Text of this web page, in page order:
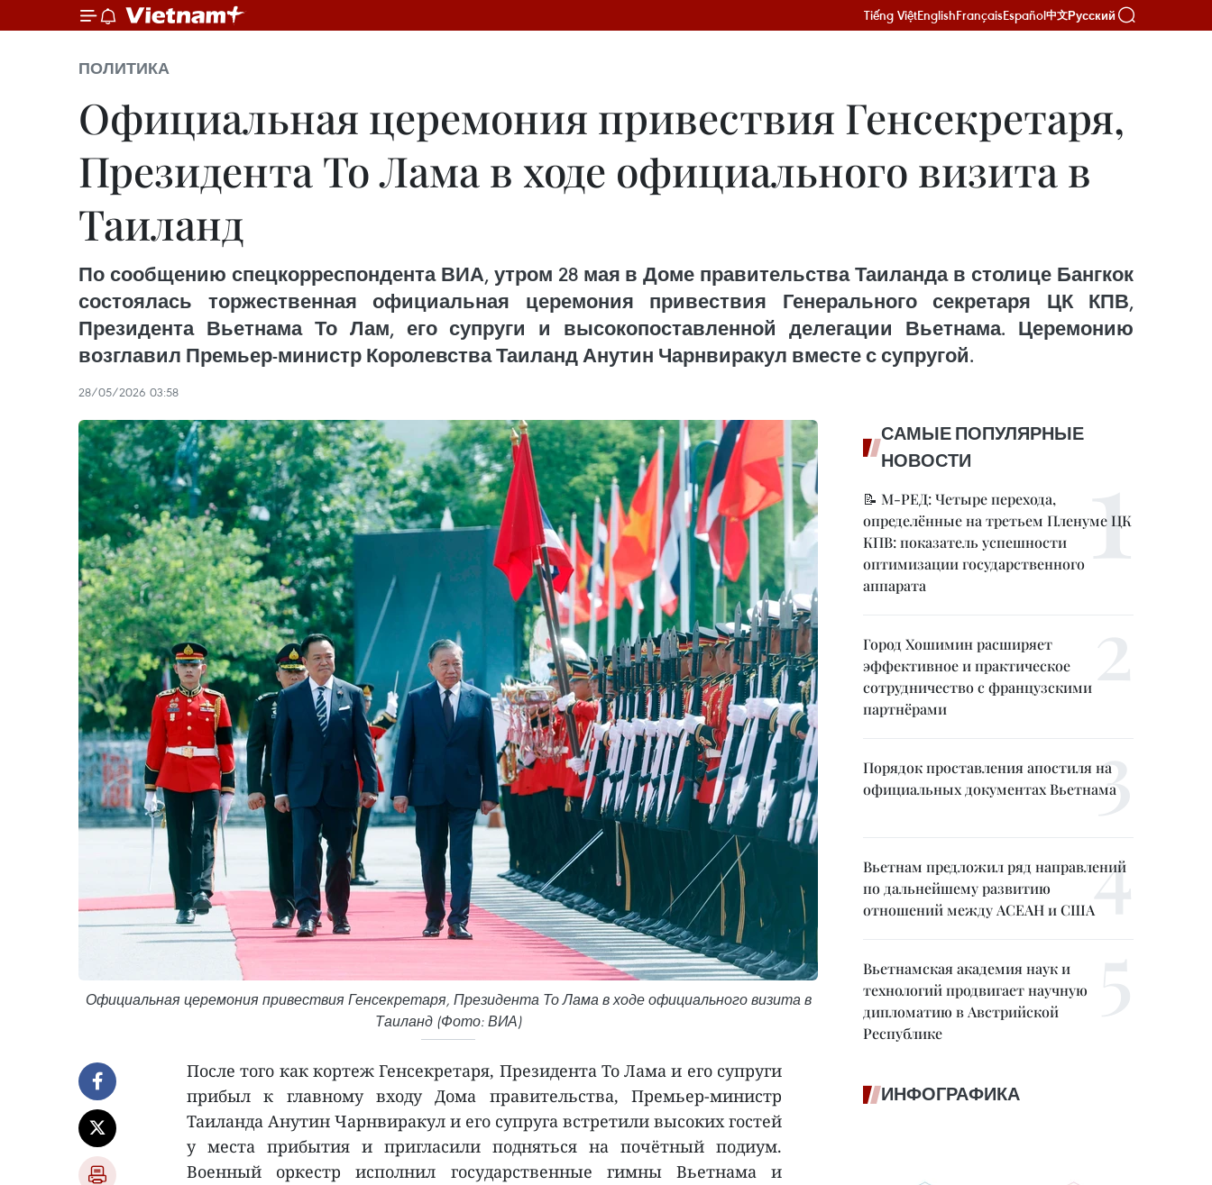
Tiếng ViệtEnglishFrançaisEspañol中文Русский
ПОЛИТИКА
Официальная церемония привествия Генсекретаря,
Президента То Лама в ходе официального визита в
Таиланд
По сообщению спецкорреспондента ВИА, утром 28 мая в Доме правительства Таиланда в столице Бангкок
состоялась торжественная официальная церемония привествия Генерального секретаря ЦК КПВ,
Президента Вьетнама То Лам, его супруги и высокопоставленной делегации Вьетнама. Церемонию
возглавил Премьер-министр Королевства Таиланд Анутин Чарнвиракул вместе с супругой.
28/05/2026 03:58
Официальная церемония привествия Генсекретаря, Президента То Лама в ходе официального визита в
Таиланд (Фото: ВИА)
После того как кортеж Генсекретаря, Президента То Лама и его супруги
прибыл к главному входу Дома правительства, Премьер-министр
Таиланда Анутин Чарнвиракул и его супруга встретили высоких гостей
у места прибытия и пригласили подняться на почётный подиум.
Военный оркестр исполнил государственные гимны Вьетнама и
САМЫЕ ПОПУЛЯРНЫЕ
НОВОСТИ
📝 М-РЕД: Четыре перехода,
определённые на третьем Пленуме ЦК
КПВ: показатель успешности
оптимизации государственного
аппарата
Город Хошимин расширяет
эффективное и практическое
сотрудничество с французскими
партнёрами
Порядок проставления апостиля на
официальных документах Вьетнама
Вьетнам предложил ряд направлений
по дальнейшему развитию
отношений между АСЕАН и США
Вьетнамская академия наук и
технологий продвигает научную
дипломатию в Австрийской
Республике
ИНФОГРАФИКА